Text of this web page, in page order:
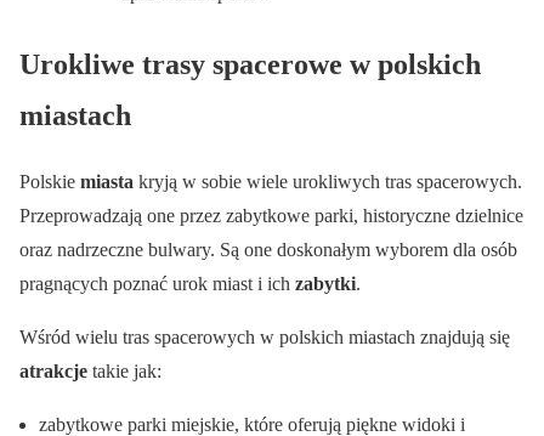
Urokliwe trasy spacerowe w polskich
miastach
Polskie miasta kryją w sobie wiele urokliwych tras spacerowych.
Przeprowadzają one przez zabytkowe parki, historyczne dzielnice
oraz nadrzeczne bulwary. Są one doskonałym wyborem dla osób
pragnących poznać urok miast i ich zabytki.
Wśród wielu tras spacerowych w polskich miastach znajdują się
atrakcje takie jak:
zabytkowe parki miejskie, które oferują piękne widoki i